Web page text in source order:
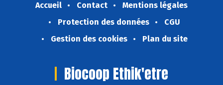
Accueil Contact
Mentions légales
Protection des données
CGU
Gestion des cookies
Plan du site
Biocoop Ethik'etre